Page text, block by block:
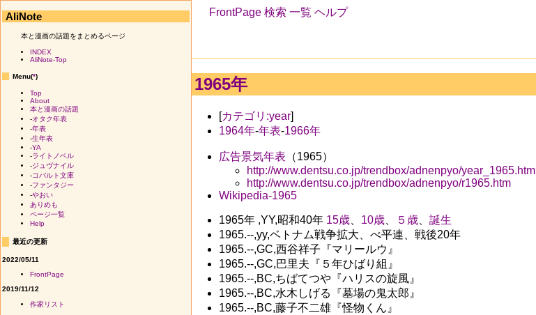
FrontPage 検索 一覧 ヘルプ
1965年
[カテゴリ:year]
1964年-年表-1966年
広告景気年表 （1965）
http://www.dentsu.co.jp/trendbox/adnenpyo/year_1965.htm
http://www.dentsu.co.jp/trendbox/adnenpyo/r1965.htm
Wikipedia-1965
1965年 ,YY,昭和40年 15歳、 10歳、 ５歳、 誕生
1965.--,yy,ベトナム戦争拡大、べ平連、戦後20年
1965.--,GC,西谷祥子『マリールウ』
1965.--,GC,巴里夫『５年ひばり組』
1965.--,BC,ちばてつや『ハリスの旋風』
1965.--,BC,水木しげる『墓場の鬼太郎』
1965.--,BC,藤子不二雄『怪物くん』
AliNote
本と漫画の話題をまとめるページ
INDEX
AliNote-Top
Menu(*)
Top
About
本と漫画の話題
-オタク年表
-年表
-生年表
-YA
-ライトノベル
-ジュヴナイル
-コバルト文庫
-ファンタジー
-やおい
ありめも
ページ一覧
Help
最近の更新
2022/05/11
FrontPage
2019/11/12
作家リスト